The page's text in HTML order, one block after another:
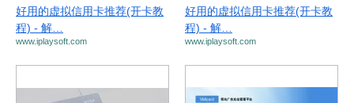
好用的虚拟信用卡推荐(开卡教
程) - 解…
www.iplaysoft.com
好用的虚拟信用卡推荐(开卡教
程) - 解…
www.iplaysoft.com